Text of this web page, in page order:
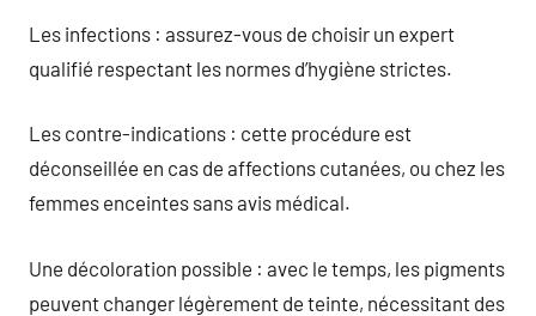
Les infections : assurez-vous de choisir un expert
qualifié respectant les normes d’hygiène strictes.
Les contre-indications : cette procédure est
déconseillée en cas de affections cutanées, ou chez les
femmes enceintes sans avis médical.
Une décoloration possible : avec le temps, les pigments
peuvent changer légèrement de teinte, nécessitant des